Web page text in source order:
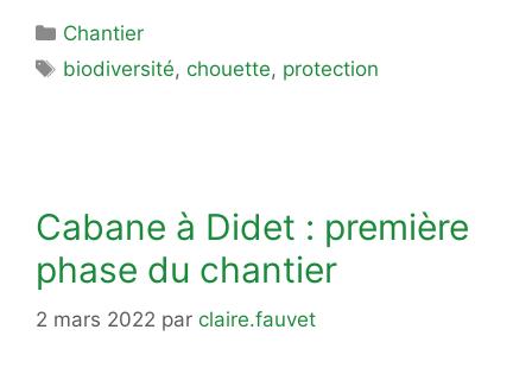
Catégories
Chantier
Étiquettes
biodiversité,chouette, protection
Cabane à Didet : première
phase du chantier
2 mars 2022 par claire.fauvet